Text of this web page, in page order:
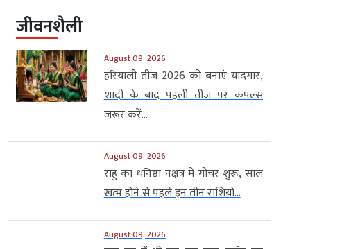
जीवनशैली
August 09, 2026
हरियाली तीज 2026 को बनाएं यादगार,
शादी के बाद पहली तीज पर कपल्स
जरूर करें...
August 09, 2026
राहु का धनिष्ठा नक्षत्र में गोचर शुरू, साल
खत्म होने से पहले इन तीन राशियों...
August 09, 2026